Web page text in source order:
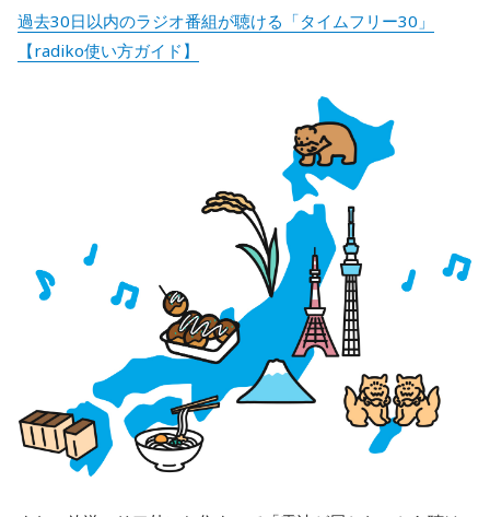
過去30日以内のラジオ番組が聴ける「タイムフリー30」
【radiko使い方ガイド】